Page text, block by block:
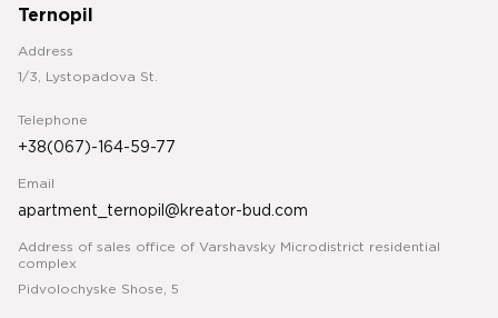
Ternopil
Address
1/3, Lystopadova St.
Telephone
+38(067)-164-59-77
Email
apartment_ternopil@kreator-bud.com
Address of sales office of Varshavsky Microdistrict residential
complex
Pidvolochyske Shose, 5